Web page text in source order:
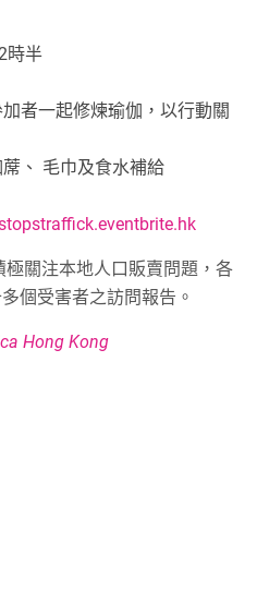
時半
者一起修煉瑜伽，以行動關
、 毛巾及食水補給
極關注本地人口販賣問題，各
個受害者之訪問報告。
Hong Kong